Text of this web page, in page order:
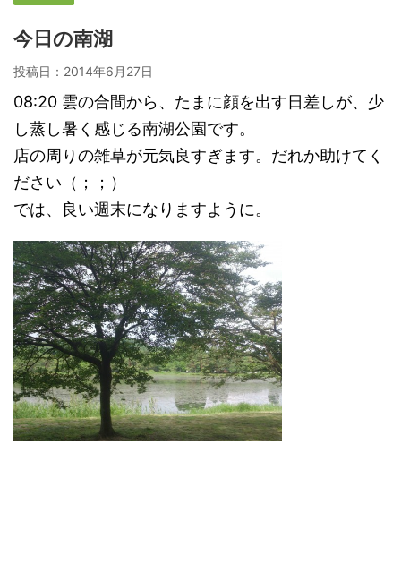
今日の南湖
投稿日： 2014年6月27日
08:20 雲の合間から、たまに顔を出す日差しが、少
し蒸し暑く感じる南湖公園です。
店の周りの雑草が元気良すぎます。だれか助けてく
ださい（；；）
では、良い週末になりますように。